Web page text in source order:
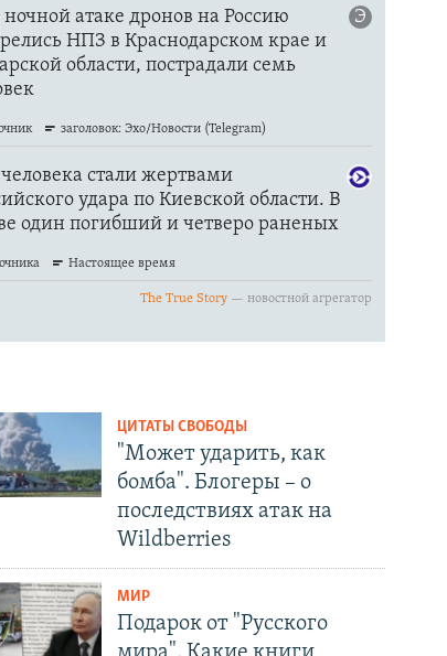
ЦИТАТЫ СВОБОДЫ
"Может ударить, как
бомба". Блогеры – о
последствиях атак на
Wildberries
МИР
Подарок от "Русского